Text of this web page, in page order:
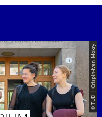
© TUD | Crispin-Iven Mokry